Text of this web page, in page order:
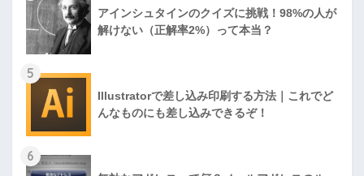
アインシュタインのクイズに挑戦！98%の人が
解けない（正解率2%）って本当？
5
Illustratorで差し込み印刷する方法｜これでど
んなものにも差し込みできるぞ！
6